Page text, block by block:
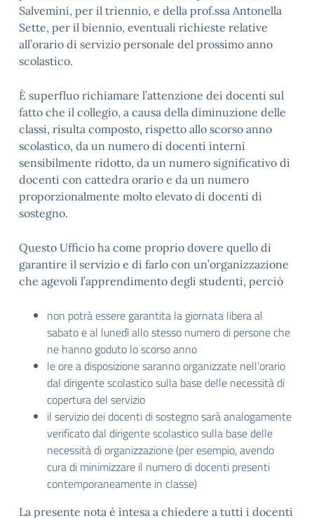
Salvemini, per il triennio, e della prof.ssa Antonella
Sette, per il biennio, eventuali richieste relative
all’orario di servizio personale del prossimo anno
scolastico.
È superfluo richiamare l’attenzione dei docenti sul
fatto che il collegio, a causa della diminuzione delle
classi, risulta composto, rispetto allo scorso anno
scolastico, da un numero di docenti interni
sensibilmente ridotto, da un numero significativo di
docenti con cattedra orario e da un numero
proporzionalmente molto elevato di docenti di
sostegno.
Questo Ufficio ha come proprio dovere quello di
garantire il servizio e di farlo con un’organizzazione
che agevoli l’apprendimento degli studenti, perciò
non potrà essere garantita la giornata libera al
sabato e al lunedì allo stesso numero di persone che
ne hanno goduto lo scorso anno
le ore a disposizione saranno organizzate nell’orario
dal dirigente scolastico sulla base delle necessità di
copertura del servizio
il servizio dei docenti di sostegno sarà analogamente
verificato dal dirigente scolastico sulla base delle
necessità di organizzazione (per esempio, avendo
cura di minimizzare il numero di docenti presenti
contemporaneamente in classe)
La presente nota è intesa a chiedere a tutti i docenti